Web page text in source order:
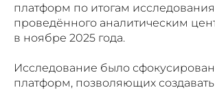
платформ по итогам
проведённого аналитическим
в ноябре 2025 года.
Исследование было
платформ, позволяющих